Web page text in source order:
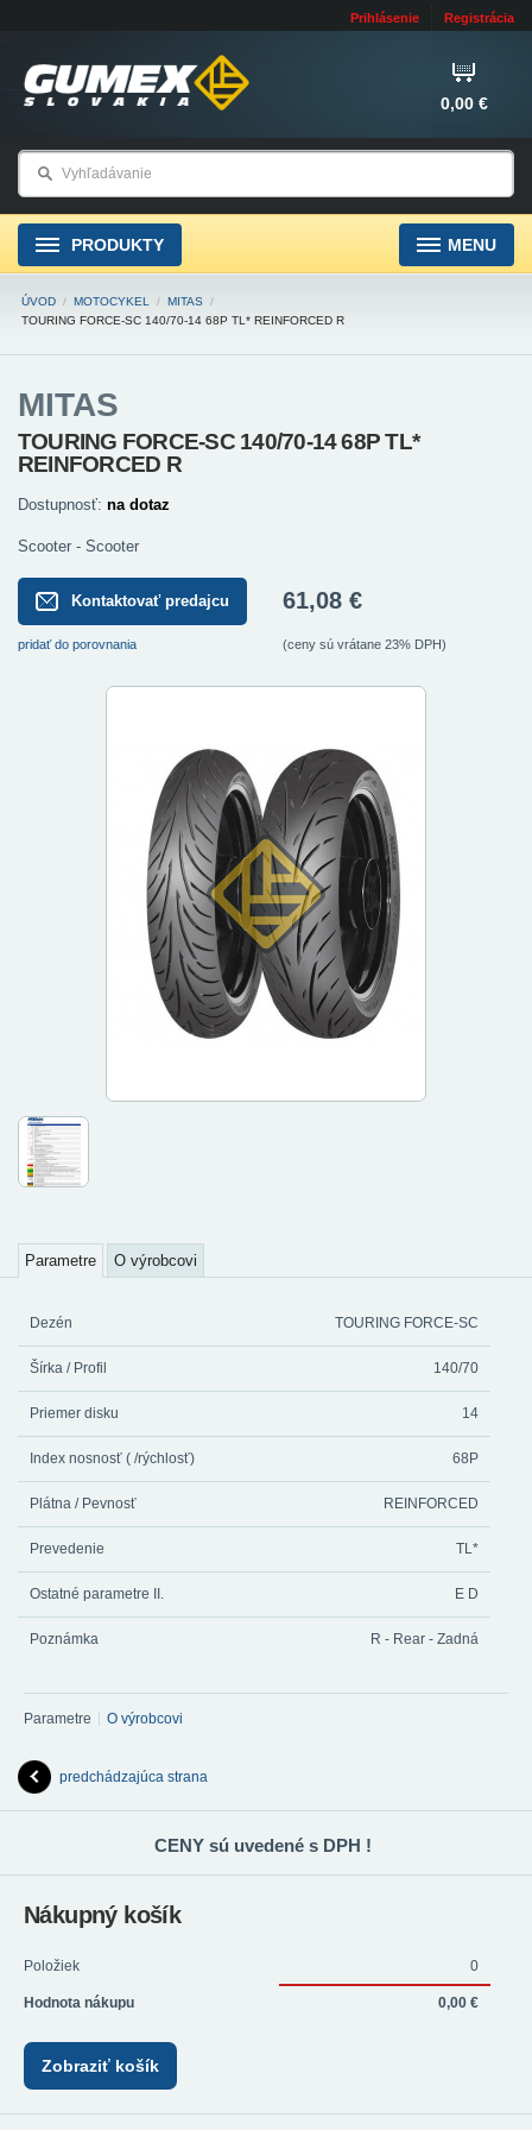
Prihlásenie Registrácia
0,00 €
PRODUKTY MENU
ÚVOD / MOTOCYKEL / MITAS /
TOURING FORCE-SC 140/70-14 68P TL* REINFORCED R
MITAS
TOURING FORCE-SC 140/70-14 68P TL*
REINFORCED R
Dostupnosť: na dotaz
Scooter - Scooter
Kontaktovať predajcu
pridať do porovnania
61,08 €
(ceny sú vrátane 23% DPH)
Parametre O výrobcovi
Dezén TOURING FORCE-SC
Šírka / Profil 140/70
Priemer disku 14
Index nosnosť ( /rýchlosť) 68P
Plátna / Pevnosť REINFORCED
Prevedenie TL*
Ostatné parametre II. E D
Poznámka R - Rear - Zadná
Parametre O výrobcovi
predchádzajúca strana
CENY sú uvedené s DPH !
Nákupný košík
Položiek 0
Hodnota nákupu 0,00 €
Zobraziť košík